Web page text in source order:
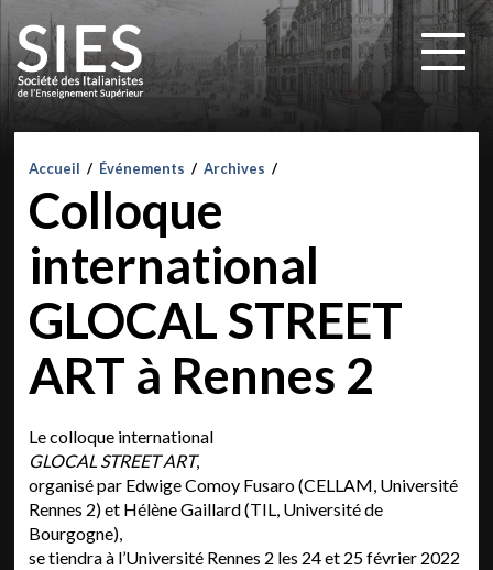
Accueil / Événements / Archives /
Colloque
international
GLOCAL STREET
ART à Rennes 2
Le colloque international
GLOCAL STREET ART,
organisé par Edwige Comoy Fusaro (CELLAM, Université
Rennes 2) et Hélène Gaillard (TIL, Université de
Bourgogne),
se tiendra à l’Université Rennes 2 les 24 et 25 février 2022